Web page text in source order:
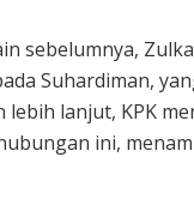
sebelumnya,
Suhardiman,
lanjut, KPK
ini,